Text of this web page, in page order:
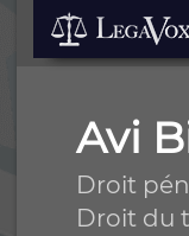
Avi
Droit
Droit du